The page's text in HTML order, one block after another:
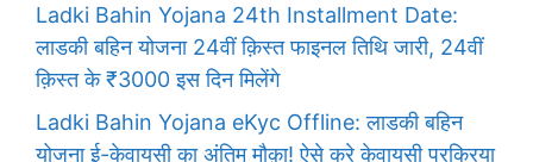
Ladki Bahin Yojana 24th Installment Date:
लाडकी बहिन योजना 24वीं क़िस्त फाइनल तिथि जारी, 24वीं
क़िस्त के ₹3000 इस दिन मिलेंगे
Ladki Bahin Yojana eKyc Offline: लाडकी बहिन
योजना ई-केवायसी का अंतिम मौक़ा! ऐसे करे केवायसी प्रक्रिया